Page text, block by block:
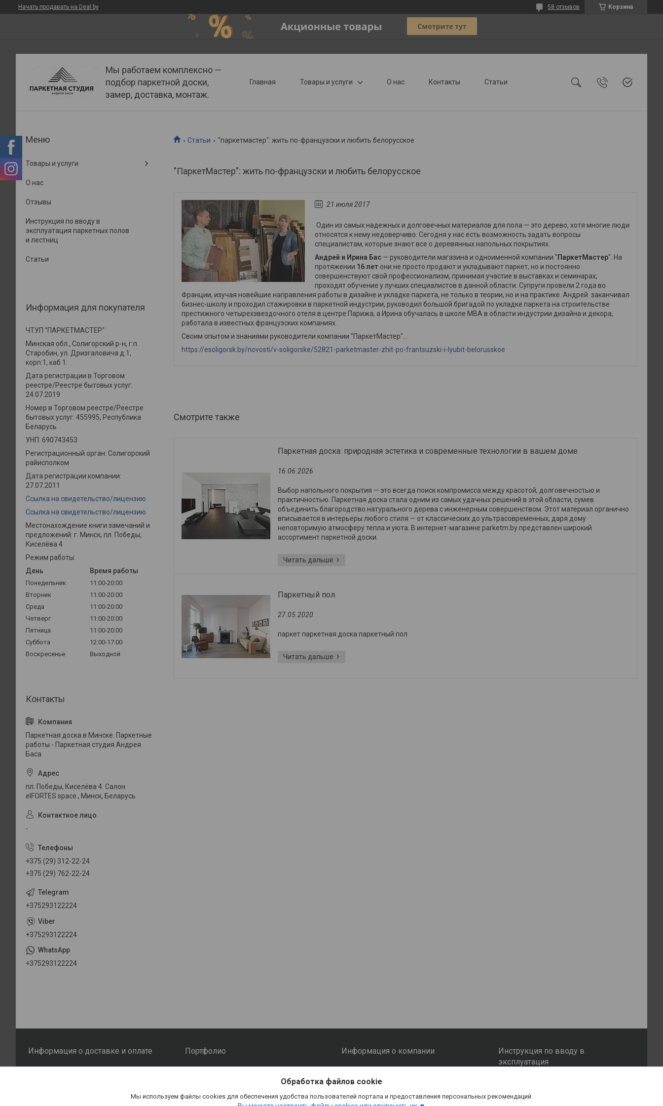
Начать продавать на Deal.by Корзина
58 отзывов
Мы работаем комплексно —
подбор паркетной доски,
замер, доставка, монтаж.
Главная Товары и услуги О нас Контакты Статьи
Статьи "паркетмастер": жить по-французски и любить белорусское
"ПаркетМастер": жить по-французски и любить белорусское
21 июля 2017
Один из самых надежных и долговечных материалов для пола — это дерево, хотя многие люди
относятся к нему недоверчиво. Сегодня у нас есть возможность задать вопросы
специалистам, которые знают все о деревянных напольных покрытиях.
Андрей и Ирина Бас — руководители магазина и одноименной компании " ПаркетМастер". На
протяжении 16 лет они не просто продают и укладывают паркет, но и постоянно
совершенствуют свой профессионализм, принимая участие в выставках и семинарах,
проходят обучение у лучших специалистов в данной области. Супруги провели 2 года во
Франции, изучая новейшие направления работы в дизайне и укладке паркета, не только в теории, но и на практике. Андрей заканчивал
бизнес-школу и проходил стажировки в паркетной индустрии, руководил большой бригадой по укладке паркета на строительстве
престижного четырехзвездочного отеля в центре Парижа, а Ирина обучалась в школе МВА в области индустрии дизайна и декора,
работала в известных французских компаниях.
Своим опытом и знаниями руководители компании "ПаркетМастер"...
https://esoligorsk.by/novosti/v-soligorske/52821-parketmaster-zhit-po-frantsuzski-i-lyubit-belorusskoe
Паркетная доска: природная эстетика и современные технологии в вашем доме
16.06.2026
Выбор напольного покрытия — это всегда поиск компромисса между красотой, долговечностью и
практичностью. Паркетная доска стала одним из самых удачных решений в этой области, сумев
объединить благородство натурального дерева с инженерным совершенством. Этот материал органично
вписывается в интерьеры любого стиля — от классических до ультрасовременных, даря дому
неповторимую атмосферу тепла и уюта. В интернет-магазине parketm.by представлен широкий
ассортимент паркетной доски.
Паркетный пол.
27.05.2020
паркет паркетная доска паркетный пол
Товары и услуги
О нас
Отзывы
Инструкция по вводу в
эксплуатация паркетных полов
и лестниц
Статьи
Информация для покупателя
ЧТУП "ПАРКЕТМАСТЕР"
Минская обл., Солигорский р-н, г.п.
Старобин, ул. Дризгаловича д.1,
корп.1, каб 1.
Дата регистрации в Торговом
реестре/Реестре бытовых услуг:
24.07.2019
Номер в Торговом реестре/Реестре
бытовых услуг: 455995, Республика
Беларусь
УНП: 690743453
Регистрационный орган: Солигорский
райисполком
Дата регистрации компании:
27.07.2011
Ссылка на свидетельство/лицензию
Ссылка на свидетельство/лицензию
Местонахождение книги замечаний и
предложений: г. Минск, пл. Победы,
Киселёва 4
Режим работы:
День
Время работы
Понедельник
11:00-20:00
Вторник
11:00-20:00
Среда
11:00-20:00
Четверг
11:00-20:00
Пятница
11:00-20:00
Суббота
12:00-17:00
Воскресенье
Выходной
Паркетная доска в Минске. Паркетные
работы - Паркетная студия Андрея
Баса
пл. Победы, Киселёва 4. Салон
elFORTES space., Минск, Беларусь
-
+375 (29) 312-22-24
+375 (29) 762-22-24
+375293122224
+375293122224
+375293122224
Информация о доставке и оплате Портфолио Информация о компании
Инструкция по вводу в
эксплуатация
Обработка файлов cookie
Мы используем файлы cookies для обеспечения удобства пользователей портала и предоставления персональных рекомендаций.